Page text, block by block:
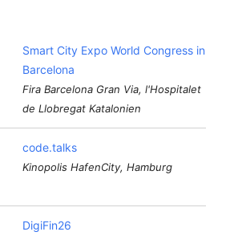
Smart City Expo World Congress in
Barcelona
Fira Barcelona Gran Via, l'Hospitalet
de Llobregat Katalonien
code.talks
Kinopolis HafenCity, Hamburg
DigiFin26